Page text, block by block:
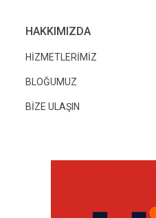
HAKKIMIZDA
HİZMETLERİMİZ
BLOĞUMUZ
BİZE ULAŞIN